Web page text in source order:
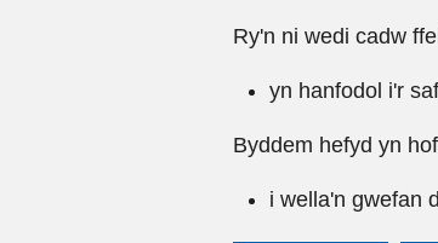
Ry'n ni wedi cadw
yn hanfodol i'r
Byddem hefyd yn
i wella'n gwefan